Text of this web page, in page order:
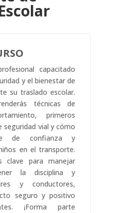
capacitado
y el bienestar de
su traslado escolar.
técnicas de
primeros
vial y cómo
de confianza y
en el transporte.
clave para manejar
la disciplina y
y conductores,
seguro y positivo
¡Forma parte